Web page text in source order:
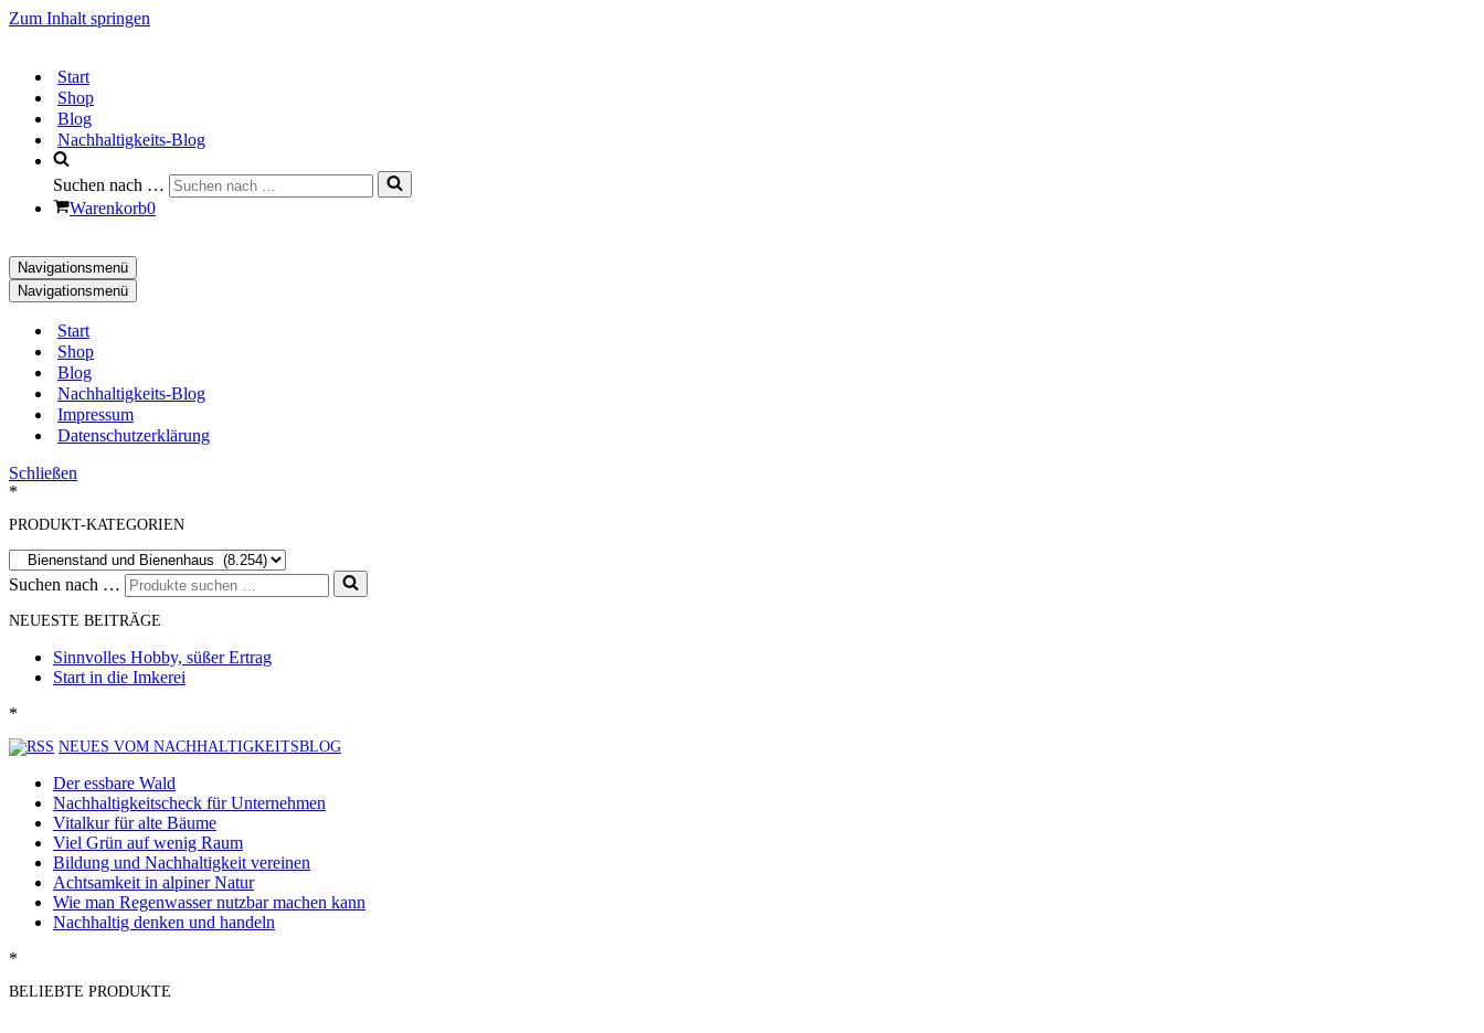
Zum Inhalt springen
Start
Shop
Blog
Nachhaltigkeits-Blog
Suchen nach …
Warenkorb0
Navigationsmenü
Navigationsmenü
Start
Shop
Blog
Nachhaltigkeits-Blog
Impressum
Datenschutzerklärung
Schließen
*
PRODUKT-KATEGORIEN
Suchen nach …
NEUESTE BEITRÄGE
Sinnvolles Hobby, süßer Ertrag
Start in die Imkerei
*
NEUES VOM NACHHALTIGKEITSBLOG
Der essbare Wald
Nachhaltigkeitscheck für Unternehmen
Vitalkur für alte Bäume
Viel Grün auf wenig Raum
Bildung und Nachhaltigkeit vereinen
Achtsamkeit in alpiner Natur
Wie man Regenwasser nutzbar machen kann
Nachhaltig denken und handeln
*
BELIEBTE PRODUKTE